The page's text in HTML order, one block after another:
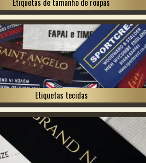
Etiquetas de tamanho de roupas
Etiquetas tecidas